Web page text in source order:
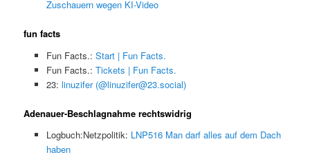
Zuschauern wegen KI-Video
fun facts
Fun Facts.: Start | Fun Facts.
Fun Facts.: Tickets | Fun Facts.
23: linuzifer (@linuzifer@23.social)
Adenauer-Beschlagnahme rechtswidrig
Logbuch:Netzpolitik: LNP516 Man darf alles auf dem Dach
haben